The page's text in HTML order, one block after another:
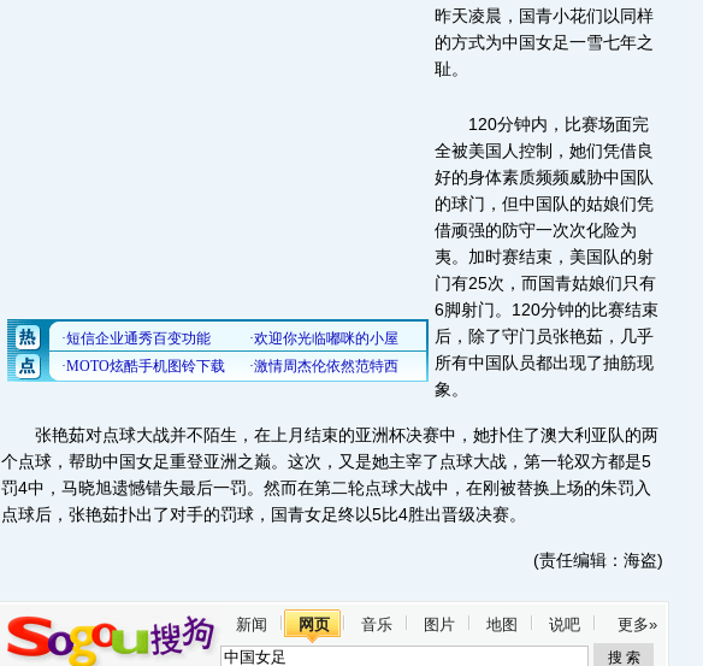
昨天凌晨，国青小花们以同样
的方式为中国女足一雪七年之
耻。
120分钟内，比赛场面完
全被美国人控制，她们凭借良
好的身体素质频频威胁中国队
的球门，但中国队的姑娘们凭
借顽强的防守一次次化险为
夷。加时赛结束，美国队的射
门有25次，而国青姑娘们只有
6脚射门。120分钟的比赛结束
后，除了守门员张艳茹，几乎
所有中国队员都出现了抽筋现
象。
张艳茹对点球大战并不陌生，在上月结束的亚洲杯决赛中，她扑住了澳大利亚队的两
个点球，帮助中国女足重登亚洲之巅。这次，又是她主宰了点球大战，第一轮双方都是5
罚4中，马晓旭遗憾错失最后一罚。然而在第二轮点球大战中，在刚被替换上场的朱罚入
点球后，张艳茹扑出了对手的罚球，国青女足终以5比4胜出晋级决赛。
(责任编辑：海盗)
新闻 网页 音乐 图片 地图 说吧 更多»